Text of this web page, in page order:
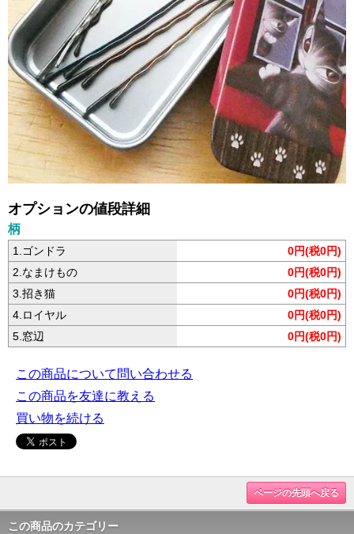
オプションの値段詳細
柄
1.ゴンドラ
0円(税0円)
2.なまけもの
0円(税0円)
3.招き猫
0円(税0円)
4.ロイヤル
0円(税0円)
5.窓辺
0円(税0円)
この商品について問い合わせる
この商品を友達に教える
買い物を続ける
ページの先頭へ戻る
この商品のカテゴリー